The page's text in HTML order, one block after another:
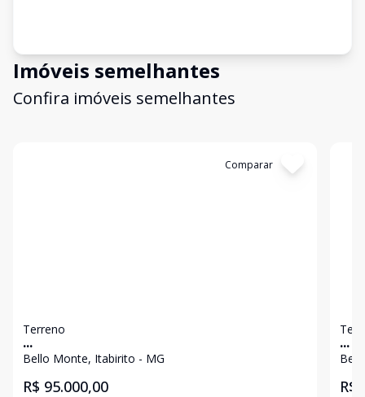
Imóveis semelhantes
Confira imóveis semelhantes
Comparar
Terreno
...
Bello Monte, Itabirito - MG
R$ 95.000,00
...
R$